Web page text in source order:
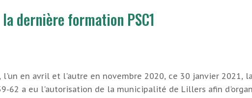
dernière formation PSC1
l'un en avril et l'autre en novembre 2020, ce 30 janvier 2021,
62 a eu l'autorisation de la municipalité de Lillers afin